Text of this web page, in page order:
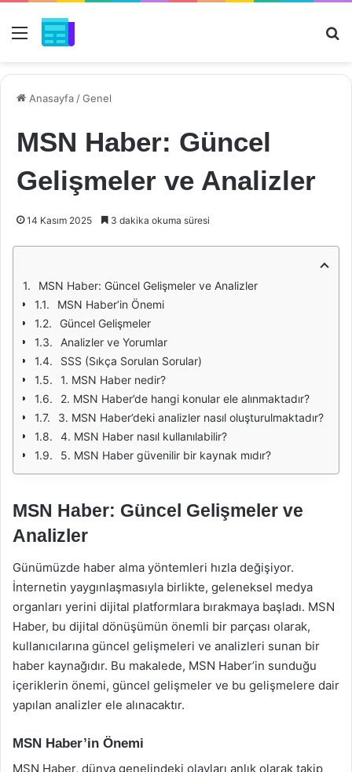
Menü
Anasayfa /Genel
MSN Haber: Güncel
Gelişmeler ve Analizler
14 Kasım 2025 3 dakika okuma süresi
MSN Haber: Güncel Gelişmeler ve Analizler
MSN Haber’in Önemi
Güncel Gelişmeler
Analizler ve Yorumlar
SSS (Sıkça Sorulan Sorular)
1. MSN Haber nedir?
2. MSN Haber’de hangi konular ele alınmaktadır?
3. MSN Haber’deki analizler nasıl oluşturulmaktadır?
4. MSN Haber nasıl kullanılabilir?
5. MSN Haber güvenilir bir kaynak mıdır?
MSN Haber: Güncel Gelişmeler ve
Analizler
Günümüzde haber alma yöntemleri hızla değişiyor.
İnternetin yaygınlaşmasıyla birlikte, geleneksel medya
organları yerini dijital platformlara bırakmaya başladı. MSN
Haber, bu dijital dönüşümün önemli bir parçası olarak,
kullanıcılarına güncel gelişmeleri ve analizleri sunan bir
haber kaynağıdır. Bu makalede, MSN Haber’in sunduğu
içeriklerin önemi, güncel gelişmeler ve bu gelişmelere dair
yapılan analizler ele alınacaktır.
MSN Haber’in Önemi
MSN Haber, dünya genelindeki olayları anlık olarak takip